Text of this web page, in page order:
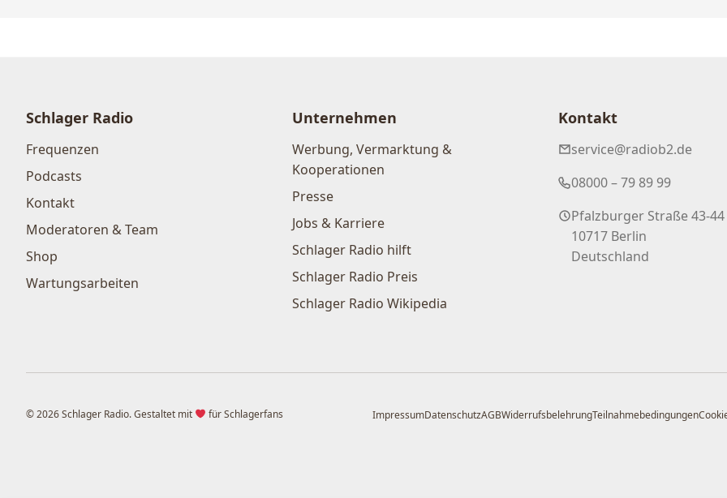
Schlager Radio
Frequenzen
Podcasts
Kontakt
Moderatoren & Team
Shop
Wartungsarbeiten
Unternehmen
Werbung, Vermarktung &
Kooperationen
Presse
Jobs & Karriere
Schlager Radio hilft
Schlager Radio Preis
Schlager Radio Wikipedia
Kontakt
service@radiob2.de
08000 – 79 89 99
Pfalzburger Straße 43-44
10717 Berlin
Deutschland
© 2026 Schlager Radio. Gestaltet mit für Schlagerfans ImpressumDatenschutzAGBWiderrufsbelehrungTeilnahmebedingungen